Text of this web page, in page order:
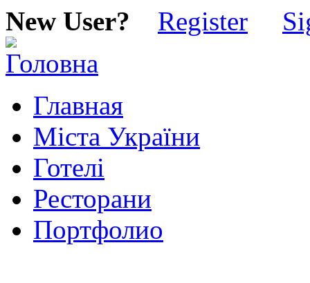
New User? Register
Главная
Міста України
Готелі
Ресторани
Портфолио